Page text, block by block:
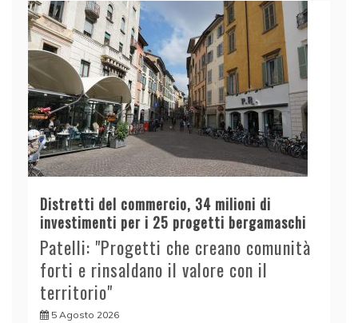
Distretti del commercio, 34 milioni di
investimenti per i 25 progetti bergamaschi
Patelli: "Progetti che creano comunità
forti e rinsaldano il valore con il
territorio"
5 Agosto 2026